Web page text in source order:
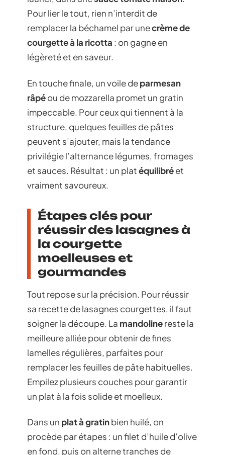
Pour lier le tout, rien n’interdit de
remplacer la béchamel par unecrème de
courgette à la ricotta : on gagne en
légèreté et en saveur.
En touche finale, un voile deparmesan
râpéou de mozzarella promet un gratin
impeccable. Pour ceux qui tiennent à la
structure, quelques feuilles de pâtes
peuvent s’ajouter, mais la tendance
privilégie l’alternance légumes, fromages
et sauces. Résultat : un platéquilibréet
vraiment savoureux.
Étapes clés pour
réussir des lasagnes à
la courgette
moelleuses et
gourmandes
Tout repose sur la précision. Pour réussir
sa recette de lasagnes courgettes, il faut
soigner la découpe. La mandolinereste la
meilleure alliée pour obtenir de fines
lamelles régulières, parfaites pour
remplacer les feuilles de pâte habituelles.
Empilez plusieurs couches pour garantir
un plat à la fois solide et moelleux.
Dans un plat à gratinbien huilé, on
procède par étapes : un filet d’huile d’olive
en fond, puis on alterne tranches de